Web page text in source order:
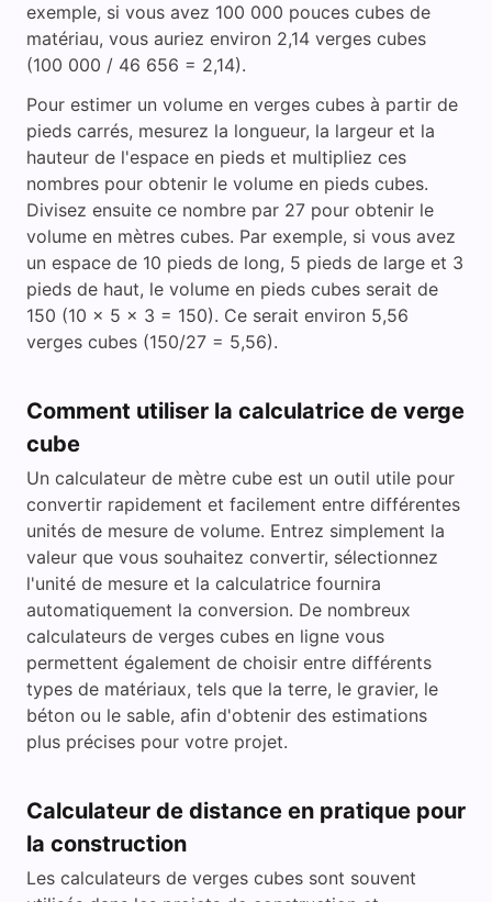
exemple, si vous avez 100 000 pouces cubes de
matériau, vous auriez environ 2,14 verges cubes
(100 000 / 46 656 = 2,14).
Pour estimer un volume en verges cubes à partir de
pieds carrés, mesurez la longueur, la largeur et la
hauteur de l'espace en pieds et multipliez ces
nombres pour obtenir le volume en pieds cubes.
Divisez ensuite ce nombre par 27 pour obtenir le
volume en mètres cubes. Par exemple, si vous avez
un espace de 10 pieds de long, 5 pieds de large et 3
pieds de haut, le volume en pieds cubes serait de
150 (10 x 5 x 3 = 150). Ce serait environ 5,56
verges cubes (150/27 = 5,56).
Comment utiliser la calculatrice de verge
cube
Un calculateur de mètre cube est un outil utile pour
convertir rapidement et facilement entre différentes
unités de mesure de volume. Entrez simplement la
valeur que vous souhaitez convertir, sélectionnez
l'unité de mesure et la calculatrice fournira
automatiquement la conversion. De nombreux
calculateurs de verges cubes en ligne vous
permettent également de choisir entre différents
types de matériaux, tels que la terre, le gravier, le
béton ou le sable, afin d'obtenir des estimations
plus précises pour votre projet.
Calculateur de distance en pratique pour
la construction
Les calculateurs de verges cubes sont souvent